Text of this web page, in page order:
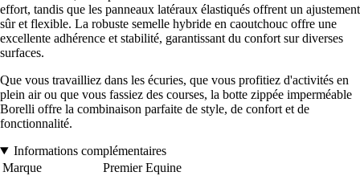
effort, tandis que les panneaux latéraux élastiqués offrent un ajustement
sûr et flexible. La robuste semelle hybride en caoutchouc offre une
excellente adhérence et stabilité, garantissant du confort sur diverses
surfaces.
Que vous travailliez dans les écuries, que vous profitiez d'activités en
plein air ou que vous fassiez des courses, la botte zippée imperméable
Borelli offre la combinaison parfaite de style, de confort et de
fonctionnalité.
Informations complémentaires
Marque
Premier Equine